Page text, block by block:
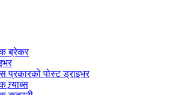
ब्रेकर
प्रकारको पोस्ट ड्राइभर
ग्र्याब्स